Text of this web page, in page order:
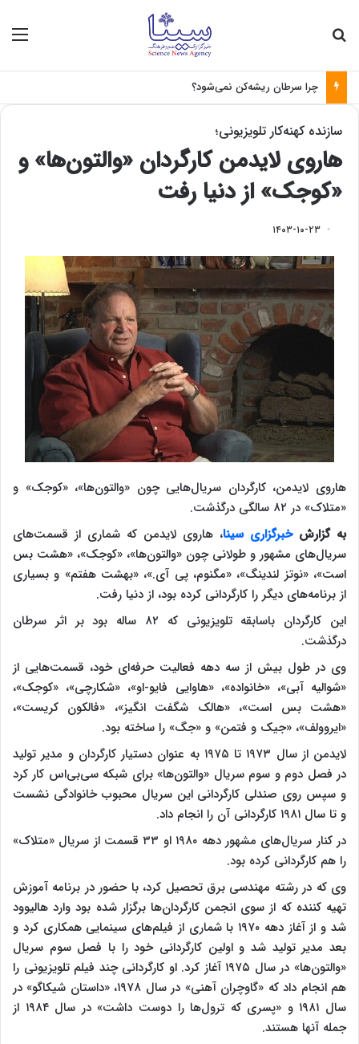
چرا سرطان ریشه‌کن نمی‌شود؟
سازنده کهنه‌کار تلویزیونی؛
هاروی لایدمن کارگردان «والتون‌ها» و
«کوجک» از دنیا رفت
۱۴۰۳-۱۰-۲۳
هاروی لایدمن، کارگردان سریال‌هایی چون «والتون‌ها»، «کوجک» و
«متلاک» در ۸۲ سالگی درگذشت.
به گزارشخبرگزاری سینا، هاروی لایدمن که شماری از قسمت‌های
سریال‌های مشهور و طولانی چون «والتون‌ها»، «کوجک»، «هشت بس
است»، «نوتز لندینگ»، «مگنوم، پی آی.»، «بهشت هفتم» و بسیاری
از برنامه‌های دیگر را کارگردانی کرده بود، از دنیا رفت.
این کارگردان باسابقه تلویزیونی که ۸۲ ساله بود بر اثر سرطان
درگذشت.
وی در طول بیش از سه دهه فعالیت حرفه‌ای خود، قسمت‌هایی از
«شوالیه آبی»، «خانواده»، «هاوایی فایو-او»، «شکارچی»، «کوجک»،
«هشت بس است»، «هالک شگفت انگیز»، «فالکون کریست»،
«ایروولف»، «جیک و فتمن» و «جگ» را ساخته بود.
لایدمن از سال ۱۹۷۳ تا ۱۹۷۵ به عنوان دستیار کارگردان و مدیر تولید
در فصل دوم و سوم سریال «والتون‌ها» برای شبکه سی‌بی‌اس کار کرد
و سپس روی صندلی کارگردانی این سریال محبوب خانوادگی نشست
و تا سال ۱۹۸۱ کارگردانی آن را انجام داد.
در کنار سریال‌های مشهور دهه ۱۹۸۰ او ۳۳ قسمت از سریال «متلاک»
را هم کارگردانی کرده بود.
وی که در رشته مهندسی برق تحصیل کرد، با حضور در برنامه آموزش
تهیه کننده که از سوی انجمن کارگردان‌ها برگزار شده بود وارد هالیوود
شد و از آغاز دهه ۱۹۷۰ با شماری از فیلم‌های سینمایی همکاری کرد و
بعد مدیر تولید شد و اولین کارگردانی خود را با فصل سوم سریال
«والتون‌ها» در سال ۱۹۷۵ آغاز کرد. او کارگردانی چند فیلم تلویزیونی را
هم انجام داد که «گاوچران آهنی» در سال ۱۹۷۸، «داستان شیکاگو» در
سال ۱۹۸۱ و «پسری که ترول‌ها را دوست داشت» در سال ۱۹۸۴ از
جمله آنها هستند.